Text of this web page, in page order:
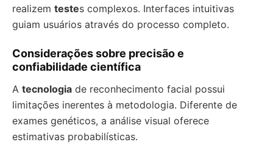
realizem testes complexos. Interfaces intuitivas
guiam usuários através do processo completo.
Considerações sobre precisão e
confiabilidade científica
A tecnologia de reconhecimento facial possui
limitações inerentes à metodologia. Diferente de
exames genéticos, a análise visual oferece
estimativas probabilísticas.